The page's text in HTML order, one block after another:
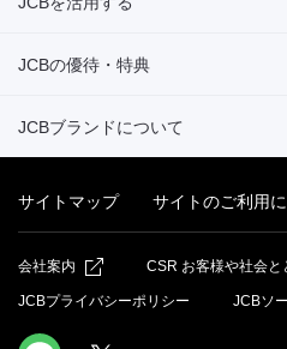
JCBの優待・特典
JCBブランドについて
サイトマップ サイトのご利用
会社案内 CSR お客様や社会と
JCBプライバシーポリシー JCBソ